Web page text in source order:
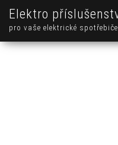
Elektro
pro vaše elektrické spotřebiče